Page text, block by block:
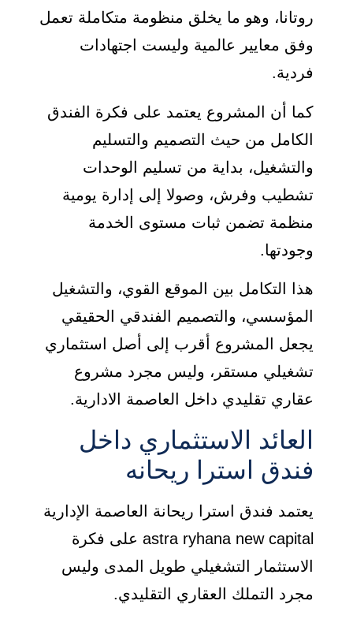
روتانا، وهو ما يخلق منظومة متكاملة تعمل
وفق معايير عالمية وليست اجتهادات
فردية.
كما أن المشروع يعتمد على فكرة الفندق
الكامل من حيث التصميم والتسليم
والتشغيل، بداية من تسليم الوحدات
تشطيب وفرش، وصولا إلى إدارة يومية
منظمة تضمن ثبات مستوى الخدمة
وجودتها.
هذا التكامل بين الموقع القوي، والتشغيل
المؤسسي، والتصميم الفندقي الحقيقي
يجعل المشروع أقرب إلى أصل استثماري
تشغيلي مستقر، وليس مجرد مشروع
عقاري تقليدي داخل العاصمة الادارية.
العائد الاستثماري داخل
فندق استرا ريحانه
يعتمد فندق استرا ريحانة العاصمة الإدارية
astra ryhana new capital على فكرة
الاستثمار التشغيلي طويل المدى وليس
مجرد التملك العقاري التقليدي.